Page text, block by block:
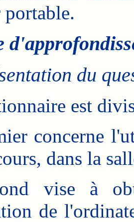
du
est
concerne
dans la
vise à
de